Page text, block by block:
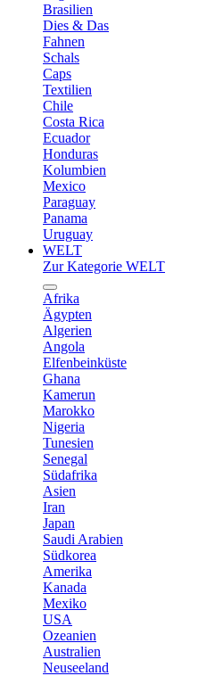
Brasilien
Dies & Das
Fahnen
Schals
Caps
Textilien
Chile
Costa Rica
Ecuador
Honduras
Kolumbien
Mexico
Paraguay
Panama
Uruguay
WELT
Zur Kategorie WELT
Afrika
Ägypten
Algerien
Angola
Elfenbeinküste
Ghana
Kamerun
Marokko
Nigeria
Tunesien
Senegal
Südafrika
Asien
Iran
Japan
Saudi Arabien
Südkorea
Amerika
Kanada
Mexiko
USA
Ozeanien
Australien
Neuseeland